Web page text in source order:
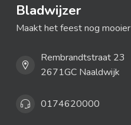
Bladwijzer
Maakt het feest nog mooier
Rembrandtstraat 23
2671GC Naaldwijk
0174620000